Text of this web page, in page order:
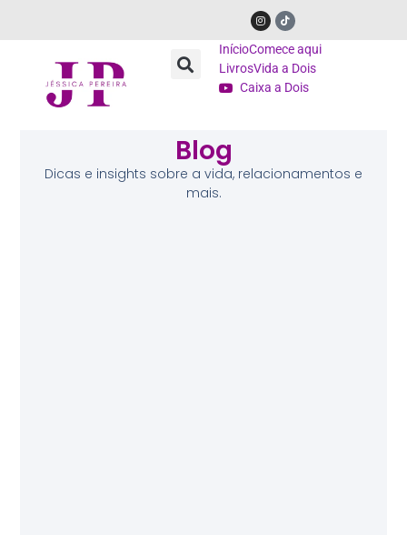
InícioComece aqui
LivrosVida a Dois
Caixa a Dois
Blog
Dicas e insights sobre a vida, relacionamentos e
mais.